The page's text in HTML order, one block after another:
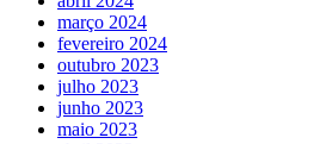
março 2024
fevereiro 2024
outubro 2023
julho 2023
junho 2023
maio 2023